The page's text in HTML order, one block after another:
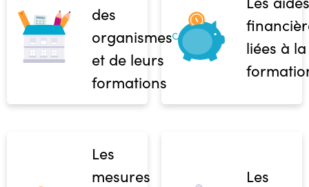
des
organismes
et de leurs
formations
liées à la
Les
mesures
Les